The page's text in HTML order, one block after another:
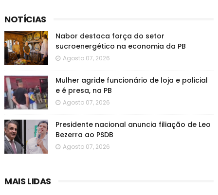
NOTÍCIAS
Nabor destaca força do setor
sucroenergético na economia da PB
Agosto 07, 2026
Mulher agride funcionário de loja e policial
e é presa, na PB
Agosto 07, 2026
Presidente nacional anuncia filiação de Leo
Bezerra ao PSDB
Agosto 07, 2026
MAIS LIDAS